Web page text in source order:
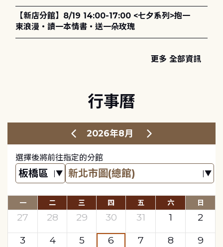
評論、書評及【邁向具回應力的博物館治理：政
策、領導與管理】主題特刊稿件至2027年6月1日
止，歡迎踴躍投稿。
【新店分館】8/19 14:00-17:00 <七夕系列>抱一
束浪漫・讀一本情書・送一朵玫瑰
更多 全部資訊
行事曆
2026年8月
選擇後將前往指定的分館
一 二 三 四 五 六 日
27 28 29 30 31 1
2
3
4 5 6 7 8
9